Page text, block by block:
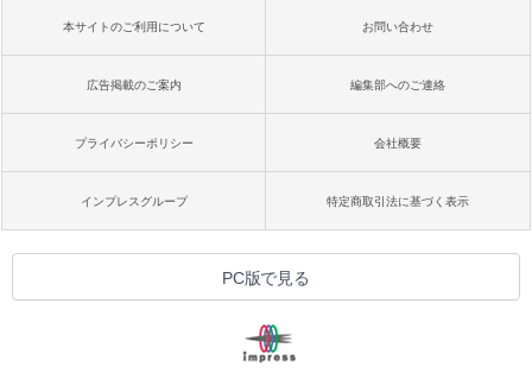
本サイトのご利用について お問い合わせ
広告掲載のご案内 編集部へのご連絡
プライバシーポリシー 会社概要
インプレスグループ 特定商取引法に基づく表示
PC版で見る